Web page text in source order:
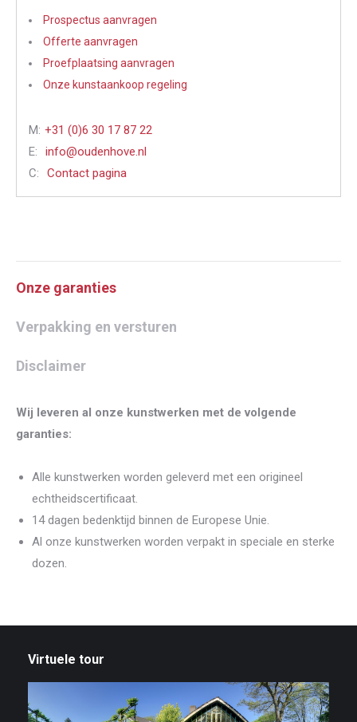
Prospectus aanvragen
Offerte aanvragen
Proefplaatsing aanvragen
Onze kunstaankoop regeling
M: +31 (0)6 30 17 87 22
E:
info@oudenhove.nl
C:
Contact pagina
Onze garanties
Verpakking en versturen
Disclaimer
Wij leveren al onze kunstwerken met de volgende
garanties:
Alle kunstwerken worden geleverd met een origineel
echtheidscertificaat.
14 dagen bedenktijd binnen de Europese Unie.
Al onze kunstwerken worden verpakt in speciale en sterke
dozen.
Virtuele tour